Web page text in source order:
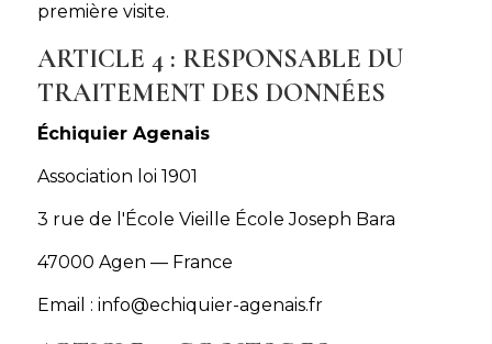
première visite.
ARTICLE 4 : RESPONSABLE DU
TRAITEMENT DES DONNÉES
Échiquier Agenais
Association loi 1901
3 rue de l'École Vieille École Joseph Bara
47000 Agen — France
Email : info@echiquier-agenais.fr